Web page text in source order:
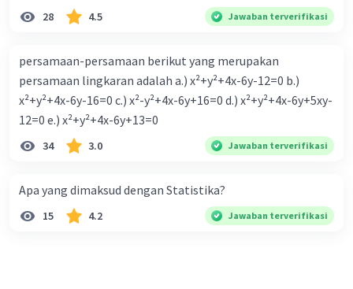
28 4.5 Jawaban terverifikasi
persamaan-persamaan berikut yang merupakan
persamaan lingkaran adalah a.) x²+y²+4x-6y-12=0 b.)
x²+y²+4x-6y-16=0 c.) x²-y²+4x-6y+16=0 d.) x²+y²+4x-6y+5xy-
12=0 e.) x²+y²+4x-6y+13=0
34 3.0 Jawaban terverifikasi
Apa yang dimaksud dengan Statistika?
15 4.2 Jawaban terverifikasi